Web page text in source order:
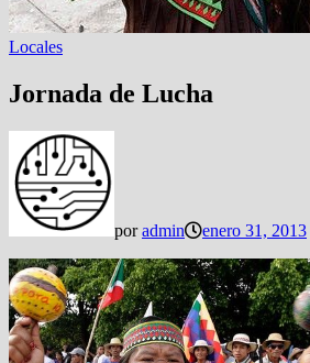
Locales
Jornada de Lucha
poradmin enero 31, 2013